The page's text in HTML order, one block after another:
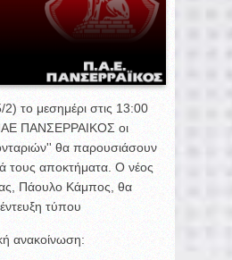
το μεσημέρι στις 13:00
ΠΑΝΣΕΡΡΑΙΚΟΣ οι
θα παρουσιάσουν
τους αποκτήματα. Ο νέος
Πάουλο Κάμπος, θα
τύπου
ανακοίνωση: